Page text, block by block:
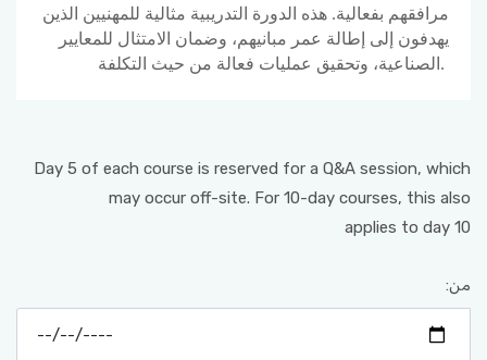
مرافقهم بفعالية. هذه الدورة التدريبية مثالية للمهنيين الذين
يهدفون إلى إطالة عمر مبانيهم، وضمان الامتثال للمعايير
الصناعية، وتحقيق عمليات فعالة من حيث التكلفة.
Day 5 of each course is reserved for a Q&A session, which
may occur off-site. For 10-day courses, this also
applies to day 10
من: